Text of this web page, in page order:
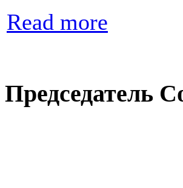
Read more
Председатель